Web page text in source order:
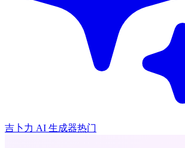
吉卜力 AI 生成器热门